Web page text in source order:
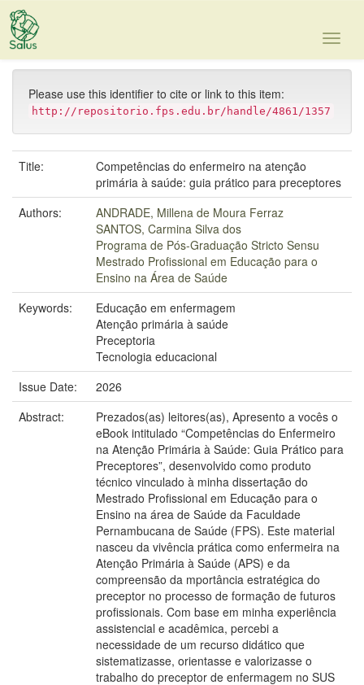
Skip
Please use this identifier to cite or link to this item:
http://repositorio.fps.edu.br/handle/4861/1357
Title:
Competências do enfermeiro na atenção
primária à saúde: guia prático para preceptores
Authors:
ANDRADE, Millena de Moura Ferraz
SANTOS, Carmina Silva dos
Programa de Pós-Graduação Stricto Sensu
Mestrado Profissional em Educação para o
Ensino na Área de Saúde
Keywords:
Educação em enfermagem
Atenção primária à saúde
Preceptoria
Tecnologia educacional
Issue Date:
2026
Abstract:
Prezados(as) leitores(as), Apresento a vocês o
eBook intitulado “Competências do Enfermeiro
na Atenção Primária à Saúde: Guia Prático para
Preceptores”, desenvolvido como produto
técnico vinculado à minha dissertação do
Mestrado Profissional em Educação para o
Ensino na área de Saúde da Faculdade
Pernambucana de Saúde (FPS). Este material
nasceu da vivência prática como enfermeira na
Atenção Primária à Saúde (APS) e da
compreensão da mportância estratégica do
preceptor no processo de formação de futuros
profissionais. Com base em minha experiência
assistencial e acadêmica, percebi a
necessidade de um recurso didático que
sistematizasse, orientasse e valorizasse o
trabalho do preceptor de enfermagem no SUS